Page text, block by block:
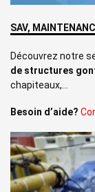
SAV,
Découvrez notre
de structures
chapiteaux,…
Besoin d’aide?